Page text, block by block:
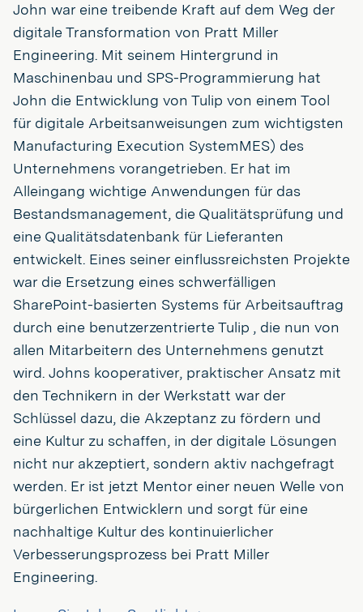
John war eine treibende Kraft auf dem Weg der
digitale Transformation von Pratt Miller
Engineering. Mit seinem Hintergrund in
Maschinenbau und SPS-Programmierung hat
John die Entwicklung von Tulip von einem Tool
für digitale Arbeitsanweisungen zum wichtigsten
Manufacturing Execution SystemMES) des
Unternehmens vorangetrieben. Er hat im
Alleingang wichtige Anwendungen für das
Bestandsmanagement, die Qualitätsprüfung und
eine Qualitätsdatenbank für Lieferanten
entwickelt. Eines seiner einflussreichsten Projekte
war die Ersetzung eines schwerfälligen
SharePoint-basierten Systems für Arbeitsauftrag
durch eine benutzerzentrierte Tulip , die nun von
allen Mitarbeitern des Unternehmens genutzt
wird. Johns kooperativer, praktischer Ansatz mit
den Technikern in der Werkstatt war der
Schlüssel dazu, die Akzeptanz zu fördern und
eine Kultur zu schaffen, in der digitale Lösungen
nicht nur akzeptiert, sondern aktiv nachgefragt
werden. Er ist jetzt Mentor einer neuen Welle von
bürgerlichen Entwicklern und sorgt für eine
nachhaltige Kultur des kontinuierlicher
Verbesserungsprozess bei Pratt Miller
Engineering.